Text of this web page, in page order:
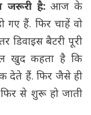
जरूरी है:आज के
गए हैं. फिर चाहें वो
बैटरी पूरी
खुद कहता है कि
देते हैं. फिर जैसे ही
फिर से शुरू हो जाती